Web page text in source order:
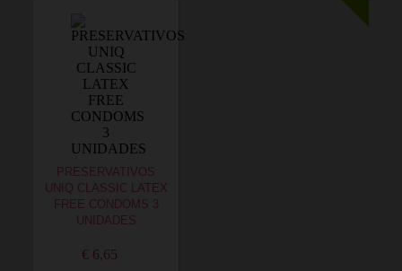
PRESERVATIVOS
UNIQ CLASSIC LATEX
FREE CONDOMS 3
UNIDADES
€ 6,65